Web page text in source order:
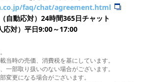
faq/chat/agreement.html
自動応対）24時間365日チャット
応対）平日9:00～17:00
当時の売価、消費税を基にしています。
一部取り扱いのない場合がございます。
更になる場合がございます。